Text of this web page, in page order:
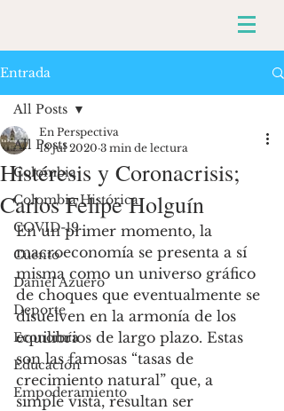
Entrada
All Posts
Colombia
Colombia Histórica
COVID-19
Cuento
Daniel Azuero
Deporte
Economía
Educación
Empoderamiento
All Posts
Histéresis y Coronacrisis;
Carlos Felipe Holguín
En Perspectiva
18 jul 2020 3 min de lectura
En un primer momento, la
macroeconomía se presenta a sí
misma como un universo gráfico
de choques que eventualmente se
disuelven en la armonía de los
equilibrios de largo plazo. Estas
son las famosas “tasas de
crecimiento natural” que, a
simple vista, resultan ser